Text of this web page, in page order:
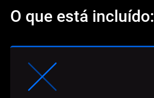
O que está incluído: